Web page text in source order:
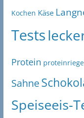
Kochen Käse
Tests
Protein
Sahne
Speiseeis-